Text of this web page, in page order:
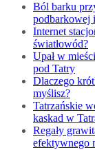
Ból barku
podbarkowej
Internet
światłowód?
Upał w
pod Tatry
Dlaczego
myślisz?
Tatrzańskie
kaskad w
Regały
efektywnego